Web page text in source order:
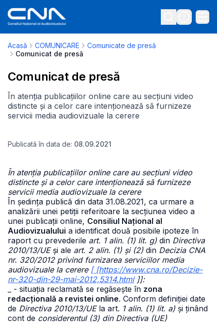
Acasă COMUNICARE
Comunicate de presă
Comunicat de presă
Comunicat de presă
În atenția publicațiilor online care au secțiuni video
distincte și a celor care intenționează să furnizeze
servicii media audiovizuale la cerere
Publicată în data de: 08.09.2021
În atenția publicațiilor online care au secțiuni video
distincte și a celor care intenționează să furnizeze
servicii media audiovizuale la cerere
În ședința publică din data 31.08.2021, ca urmare a
analizării unei petiții referitoare la secțiunea video a
unei publicații online, Consiliul Național al
Audiovizualului a identificat două posibile ipoteze în
raport cu prevederile art. 1 alin. (1) lit. g) din Directiva
2010/13/UEși ale art. 2 alin. (1) și (2) din Decizia CNA
nr. 320/2012 privind furnizarea serviciilor media
audiovizuale la cerere [ [https://www.cna.ro/Decizie-
nr-320-din-29-mai-2012,5314.html]]:
_ - situația reclamată se regăsește în zona
redacțională a revistei online. Conform definiției date
de Directiva 2010/13/UEla art. 1 alin. (1) lit. a) și ținând
cont de considerentul (3) din Directiva (UE)